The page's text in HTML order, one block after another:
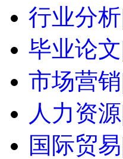
行业分析
毕业论文
市场营销
人力资源
国际贸易